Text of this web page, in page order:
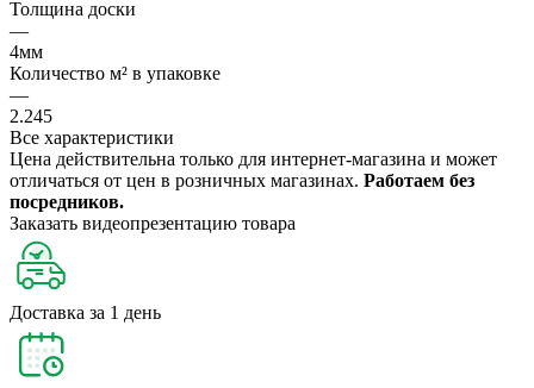
Толщина доски
—
4мм
Количество м² в упаковке
—
2.245
Все характеристики
Цена действительна только для интернет-магазина и может
отличаться от цен в розничных магазинах. Работаем без
посредников.
Заказать видеопрезентацию товара
Доставка за 1 день